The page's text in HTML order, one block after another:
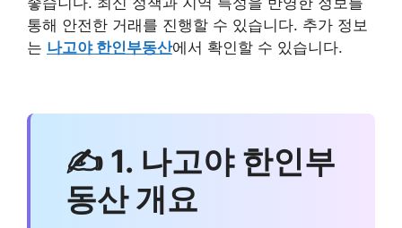
통해 안전한 거래를 진행할 수 있습니다. 추가 정보
는 나고야 한인부동산에서 확인할 수 있습니다.
✍ 1. 나고야 한인부
동산 개요